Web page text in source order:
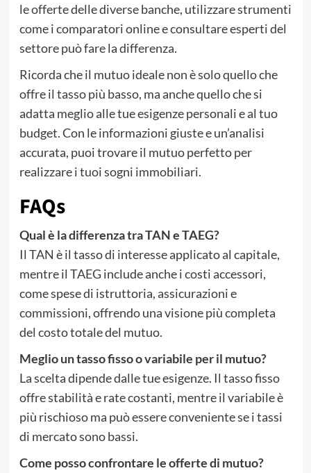
le offerte delle diverse banche, utilizzare strumenti
come i comparatori online e consultare esperti del
settore può fare la differenza.
Ricorda che il mutuo ideale non è solo quello che
offre il tasso più basso, ma anche quello che si
adatta meglio alle tue esigenze personali e al tuo
budget. Con le informazioni giuste e un’analisi
accurata, puoi trovare il mutuo perfetto per
realizzare i tuoi sogni immobiliari.
FAQs
Qual è la differenza tra TAN e TAEG?
Il TAN è il tasso di interesse applicato al capitale,
mentre il TAEG include anche i costi accessori,
come spese di istruttoria, assicurazioni e
commissioni, offrendo una visione più completa
del costo totale del mutuo.
Meglio un tasso fisso o variabile per il mutuo?
La scelta dipende dalle tue esigenze. Il tasso fisso
offre stabilità e rate costanti, mentre il variabile è
più rischioso ma può essere conveniente se i tassi
di mercato sono bassi.
Come posso confrontare le offerte di mutuo?